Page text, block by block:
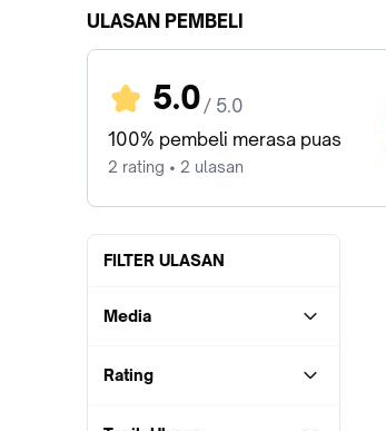
ULASAN PEMBELI
5.0 / 5.0
100% pembeli merasa puas
2 rating • 2 ulasan
FILTER ULASAN
Media
Rating